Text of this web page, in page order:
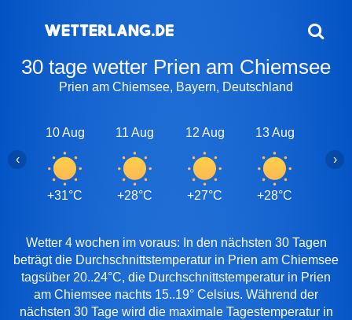
30 tage wetter Prien am Chiemsee
Prien am Chiemsee, Bayern, Deutschland
10 Aug
+31°C
11 Aug
+28°C
12 Aug
+27°C
13 Aug
+28°C
‹ ›
Wetter 4 wochen im voraus: In den nächsten 30 Tagen
beträgt die Durchschnittstemperatur in Prien am Chiemsee
tagsüber 20..24°C, die Durchschnittstemperatur in Prien
am Chiemsee nachts 15..19° Celsius. Während der
nächsten 30 Tage wird die maximale Tagestemperatur in